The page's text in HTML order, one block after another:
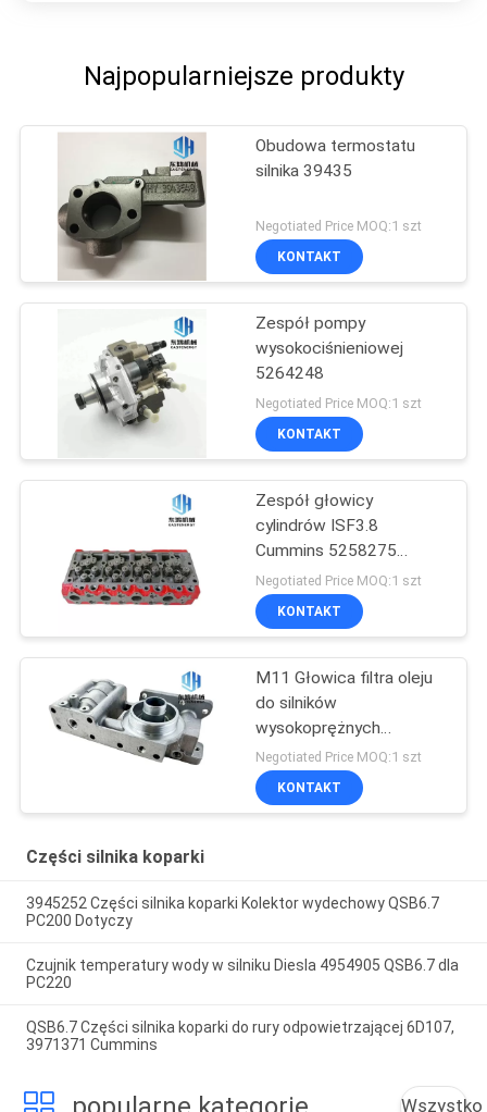
Najpopularniejsze produkty
Obudowa termostatu
silnika 39435
Negotiated Price MOQ:1 szt
KONTAKT
Zespół pompy
wysokociśnieniowej
5264248
Negotiated Price MOQ:1 szt
KONTAKT
Zespół głowicy
cylindrów ISF3.8
Cummins 5258275
5258276
Negotiated Price MOQ:1 szt
KONTAKT
M11 Głowica filtra oleju
do silników
wysokoprężnych
3102774 Do 455-7
Negotiated Price MOQ:1 szt
KONTAKT
Części silnika koparki
3945252 Części silnika koparki Kolektor wydechowy QSB6.7
PC200 Dotyczy
Czujnik temperatury wody w silniku Diesla 4954905 QSB6.7 dla
PC220
QSB6.7 Części silnika koparki do rury odpowietrzającej 6D107,
3971371 Cummins
Wszystko